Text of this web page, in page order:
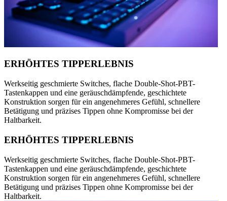
ERHÖHTES TIPPERLEBNIS
Werkseitig geschmierte Switches, flache Double-Shot-PBT-
Tastenkappen und eine geräuschdämpfende, geschichtete
Konstruktion sorgen für ein angenehmeres Gefühl, schnellere
Betätigung und präzises Tippen ohne Kompromisse bei der
Haltbarkeit.
ERHÖHTES TIPPERLEBNIS
Werkseitig geschmierte Switches, flache Double-Shot-PBT-
Tastenkappen und eine geräuschdämpfende, geschichtete
Konstruktion sorgen für ein angenehmeres Gefühl, schnellere
Betätigung und präzises Tippen ohne Kompromisse bei der
Haltbarkeit.